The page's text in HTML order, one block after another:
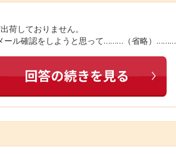
荷しておりません。
ール確認をしようと思って………（省略）………